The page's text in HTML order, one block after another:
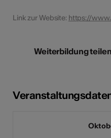
Link zur Website: https://
Weiterbildung teilen